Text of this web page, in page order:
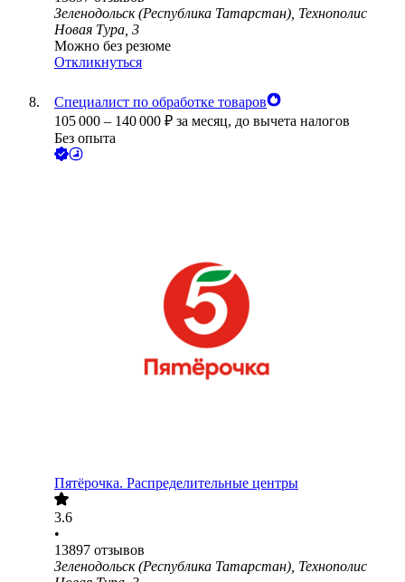
Зеленодольск (Республика Татарстан), Технополис
Новая Тура, 3
Можно без резюме
Откликнуться
Специалист по обработке товаров
105 000 – 140 000 ₽ за месяц, до вычета налогов
Без опыта
Пятёрочка. Распределительные центры
3.6
•
13897 отзывов
Зеленодольск (Республика Татарстан), Технополис